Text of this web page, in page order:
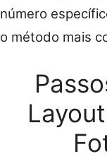
número
o método mais